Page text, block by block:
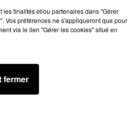
réclame
les finalités et/ou partenaires dans "Gérer
Vos préférences ne s'appliqueront que pour
via le lien "Gérer les cookies" situé en
fermer